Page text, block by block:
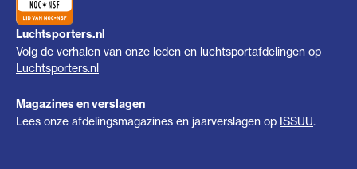
Luchtsporters.nl
Volg de verhalen van onze leden en luchtsportafdelingen op
Luchtsporters.nl
Magazines en verslagen
Lees onze afdelingsmagazines en jaarverslagen op ISSUU.